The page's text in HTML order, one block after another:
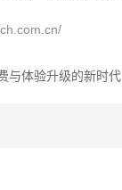
与体验升级的新时代